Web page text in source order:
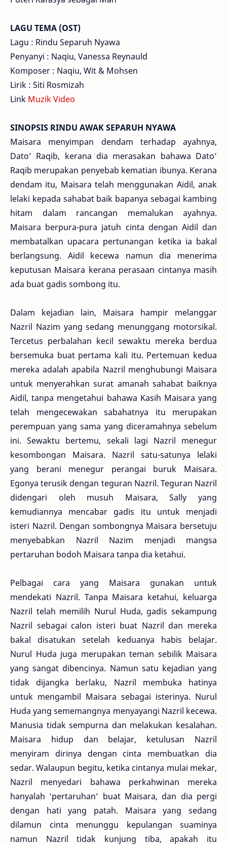
LAGU TEMA (OST)
Lagu : Rindu Separuh Nyawa
Penyanyi : Naqiu, Vanessa Reynauld
Komposer : Naqiu, Wit & Mohsen
Lirik : Siti Rosmizah
Link Muzik Video
SINOPSIS RINDU AWAK SEPARUH NYAWA
Maisara menyimpan dendam terhadap ayahnya,
Dato’ Raqib, kerana dia merasakan bahawa Dato’
Raqib merupakan penyebab kematian ibunya. Kerana
dendam itu, Maisara telah menggunakan Aidil, anak
lelaki kepada sahabat baik bapanya sebagai kambing
hitam dalam rancangan memalukan ayahnya.
Maisara berpura-pura jatuh cinta dengan Aidil dan
membatalkan upacara pertunangan ketika ia bakal
berlangsung. Aidil kecewa namun dia menerima
keputusan Maisara kerana perasaan cintanya masih
ada buat gadis sombong itu.
Dalam kejadian lain, Maisara hampir melanggar
Nazril Nazim yang sedang menunggang motorsikal.
Tercetus perbalahan kecil sewaktu mereka berdua
bersemuka buat pertama kali itu. Pertemuan kedua
mereka adalah apabila Nazril menghubungi Maisara
untuk menyerahkan surat amanah sahabat baiknya
Aidil, tanpa mengetahui bahawa Kasih Maisara yang
telah mengecewakan sabahatnya itu merupakan
perempuan yang sama yang diceramahnya sebelum
ini. Sewaktu bertemu, sekali lagi Nazril menegur
kesombongan Maisara. Nazril satu-satunya lelaki
yang berani menegur perangai buruk Maisara.
Egonya terusik dengan teguran Nazril. Teguran Nazril
didengari oleh musuh Maisara, Sally yang
kemudiannya mencabar gadis itu untuk menjadi
isteri Nazril. Dengan sombongnya Maisara bersetuju
menyebabkan Nazril Nazim menjadi mangsa
pertaruhan bodoh Maisara tanpa dia ketahui.
Pelbagai cara yang Maisara gunakan untuk
mendekati Nazril. Tanpa Maisara ketahui, keluarga
Nazril telah memilih Nurul Huda, gadis sekampung
Nazril sebagai calon isteri buat Nazril dan mereka
bakal disatukan setelah keduanya habis belajar.
Nurul Huda juga merupakan teman sebilik Maisara
yang sangat dibencinya. Namun satu kejadian yang
tidak dijangka berlaku, Nazril membuka hatinya
untuk mengambil Maisara sebagai isterinya. Nurul
Huda yang sememangnya menyayangi Nazril kecewa.
Manusia tidak sempurna dan melakukan kesalahan.
Maisara hidup dan belajar, ketulusan Nazril
menyiram dirinya dengan cinta membuatkan dia
sedar. Walaupun begitu, ketika cintanya mulai mekar,
Nazril menyedari bahawa perkahwinan mereka
hanyalah ‘pertaruhan’ buat Maisara, dan dia pergi
dengan hati yang patah. Maisara yang sedang
dilamun cinta menunggu kepulangan suaminya
namun Nazril tidak kunjung tiba, apakah itu